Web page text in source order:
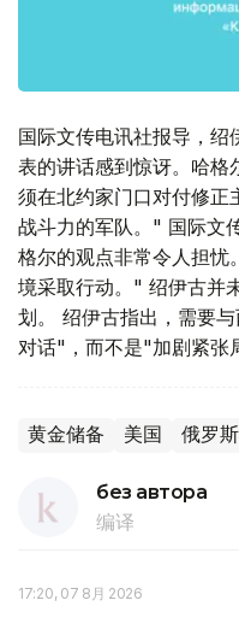
国际文传电讯社报导，绍
表的讲话感到惊讶。哈
须在北约家门口对付修正
战斗力的军队。" 国际文
格尔的观点非常令人担忧
境采取行动。" 绍伊古并
划。 绍伊古指出，需要
对话"，而不是"加剧紧张
黄金储备 美国 俄罗斯
без автора
编译
17:20, 07 8月 2026